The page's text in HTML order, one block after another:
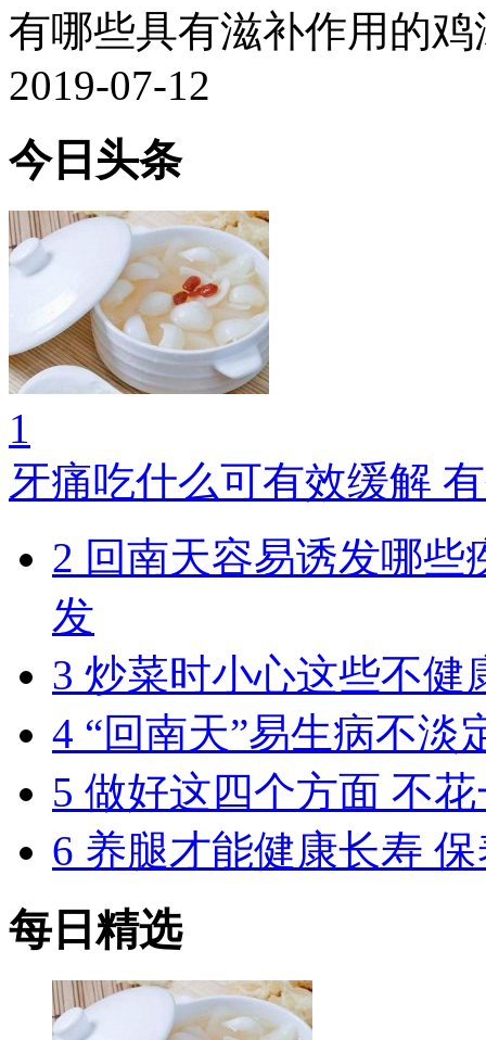
有哪些具有滋补作用的鸡
2019-07-12
今日头条
1
牙痛吃什么可有效缓解
2 回南天容易诱发哪
发
3 炒菜时小心这些不健
4 “回南天”易生病不淡
5 做好这四个方面 不
6 养腿才能健康长寿
每日精选